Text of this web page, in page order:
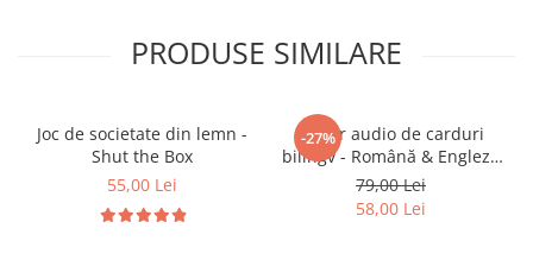
🎯 Ideal pentru:
Parinti care cauta o jucarie sigura,
multifunctionala si educativa
Cadouri inspirate care aduc bucurie si invatare
in acelasi timp
PRODUSE SIMILARE
Joc de societate din lemn -
Shut the Box
55,00 Lei
-27%
Cititor audio de carduri
bilingv - Română & Engleză
Albastru (224 carduri / 448
cuvinte)
79,00 Lei
58,00 Lei